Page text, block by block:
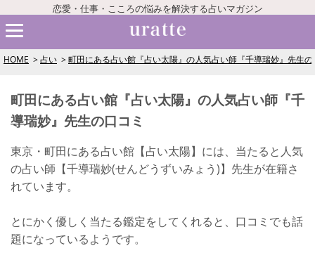
恋愛・仕事・こころの悩みを解決する占いマガジン
HOME 占い 町田にある占い館『占い太陽』の人気占い師『千導瑞妙』先生
町田にある占い館『占い太陽』の人気占い師『千
導瑞妙』先生の口コミ
東京・町田にある占い館【占い太陽】には、当たると人気
の占い師【千導瑞妙(せんどうずいみょう)】先生が在籍さ
れています。
とにかく優しく当たる鑑定をしてくれると、口コミでも話
題になっているようです。